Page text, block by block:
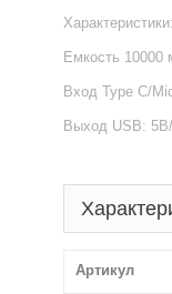
Характеристики:
Емкость
Вход Type C/
Выход USB:
Артикул